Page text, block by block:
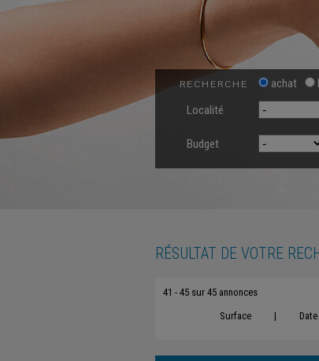
RECHERCHE achat
Localité
Budget
RÉSULTAT DE VOTRE
41 - 45 sur 45 annonces
Surface
| Date